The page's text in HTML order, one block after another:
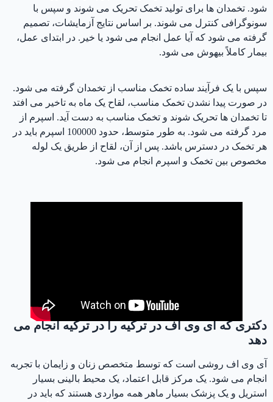
شود. تخمدان ها برای تولید تخمک تحریک می شوند و سپس با
سونوگرافی کنترل می شوند. بر اساس نتایج آزمایشات، تصمیم
گرفته می شود که آیا عمل انجام می شود یا خیر. در ابتدای عمل،
بیمار کاملاً بیهوش می شود.
سپس با یک فرآیند ساده تخمک مناسب از تخمدان گرفته می شود.
در صورت پیدا نشدن تخمک مناسب، لقاح یک ماه به تاخیر می افتد
تا تخمدان ها تحریک شوند و تخمک مناسب به دست آید. اسپرم از
مرد گرفته می شود. به طور متوسط، حدود 100000 اسپرم باید در
هر تخمک در دسترس باشد. پس از آن، لقاح از طریق یک لوله
مخصوص بین تخمک و اسپرم انجام می شود.
دکتری که آی وی اف در ترکیه را در ترکیه انجام می
دهد
آی وی اف روشی است که توسط متخصص زنان و زایمان با تجربه
انجام می شود. یک مرکز قابل اعتماد، یک محیط بالینی بسیار
استریل و یک پزشک بسیار ماهر همه مواردی هستند که باید در